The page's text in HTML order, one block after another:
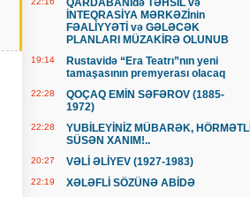
QARDABANİdə TƏHSİL və
İNTEQRASİYA MƏRKƏZİnin
FƏALİYYƏTİ və GƏLƏCƏK
PLANLARI MÜZAKİRƏ OLUNUB
19:14
Rustavidə “Era Teatrı”nın yeni
tamaşasının premyerası olacaq
22:28
QOÇAQ EMİN SƏFƏROV (1885-
1972)
22:28
YUBİLEYİNİZ MÜBARƏK, HÖRMƏTLİ
SÜSƏN XANIM!..
20:27 VƏLİ ƏLİYEV (1927-1983)
22:19 XƏLƏFLİ SÖZÜNƏ ABİDƏ